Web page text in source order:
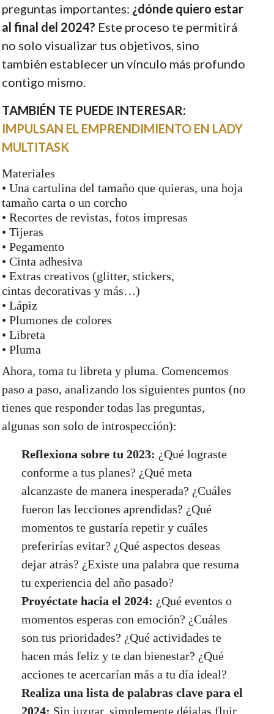
preguntas importantes: ¿dónde quiero estar
al final del 2024? Este proceso te permitirá
no solo visualizar tus objetivos, sino
también establecer un vínculo más profundo
contigo mismo.
TAMBIÉN TE PUEDE INTERESAR:
IMPULSAN EL EMPRENDIMIENTO EN LADY
MULTITASK
Materiales
• Una cartulina del tamaño que quieras, una hoja
tamaño carta o un corcho
• Recortes de revistas, fotos impresas
• Tijeras
• Pegamento
• Cinta adhesiva
• Extras creativos (glitter, stickers,
cintas decorativas y más…)
• Lápiz
• Plumones de colores
• Libreta
• Pluma
Ahora, toma tu libreta y pluma. Comencemos
paso a paso, analizando los siguientes puntos (no
tienes que responder todas las preguntas,
algunas son solo de introspección):
Reflexiona sobre tu 2023: ¿Qué lograste
conforme a tus planes? ¿Qué meta
alcanzaste de manera inesperada? ¿Cuáles
fueron las lecciones aprendidas? ¿Qué
momentos te gustaría repetir y cuáles
preferirías evitar? ¿Qué aspectos deseas
dejar atrás? ¿Existe una palabra que resuma
tu experiencia del año pasado?
Proyéctate hacia el 2024: ¿Qué eventos o
momentos esperas con emoción? ¿Cuáles
son tus prioridades? ¿Qué actividades te
hacen más feliz y te dan bienestar? ¿Qué
acciones te acercarían más a tu día ideal?
Realiza una lista de palabras clave para el
2024: Sin juzgar, simplemente déjalas fluir